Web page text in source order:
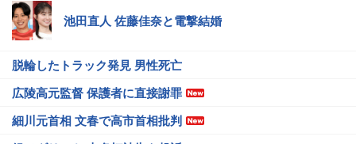
池田直人 佐藤佳奈と電撃結婚
脱輪したトラック発見 男性死亡
広陵高元監督 保護者に直接謝罪
細川元首相 文春で高市首相批判